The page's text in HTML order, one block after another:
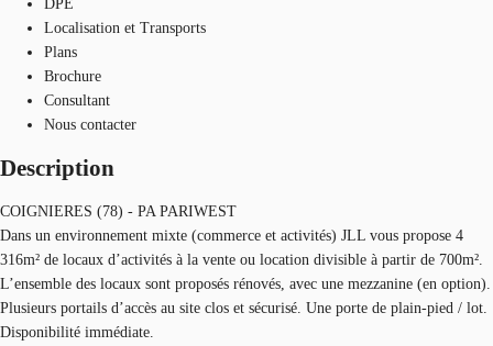
DPE
Localisation et Transports
Plans
Brochure
Consultant
Nous contacter
Description
COIGNIERES (78) - PA PARIWEST
Dans un environnement mixte (commerce et activités) JLL vous propose 4
316m² de locaux d’activités à la vente ou location divisible à partir de 700m².
L’ensemble des locaux sont proposés rénovés, avec une mezzanine (en option).
Plusieurs portails d’accès au site clos et sécurisé. Une porte de plain-pied / lot.
Disponibilité immédiate.